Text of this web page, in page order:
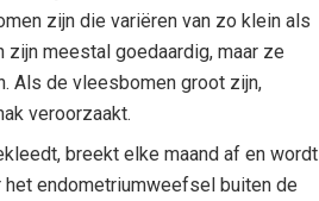
zijn die variëren van zo klein als
meestal goedaardig, maar ze
Als de vleesbomen groot zijn,
veroorzaakt.
breekt elke maand af en wordt
endometriumweefsel buiten de